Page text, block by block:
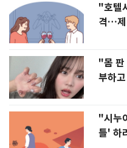
"호텔
격…제
"몸 판
부하
"시누
틀' 하